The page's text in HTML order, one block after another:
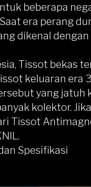
beberapa
era perang
dikenal dengan
Tissot bekas
keluaran era
yang jatuh
kolektor.
Tissot
Spesifikasi